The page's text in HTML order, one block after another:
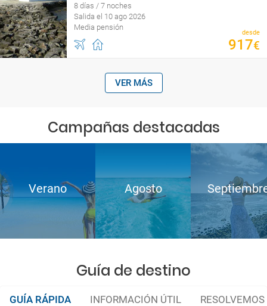
8 días / 7 noches
Salida el 10 ago 2026
Media pensión
desde
917€
VER MÁS
Campañas destacadas
Verano Agosto
Guía de destino
GUÍA RÁPIDA INFORMACIÓN ÚTIL